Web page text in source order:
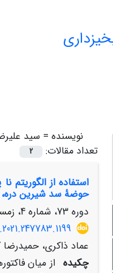
نویسنده = سید
تعداد مقالات:
2
حوضۀ سد شیرین
دوره 73، شماره 4، زمستان 1399، صفحه
عماد ذاکری،
چکیده